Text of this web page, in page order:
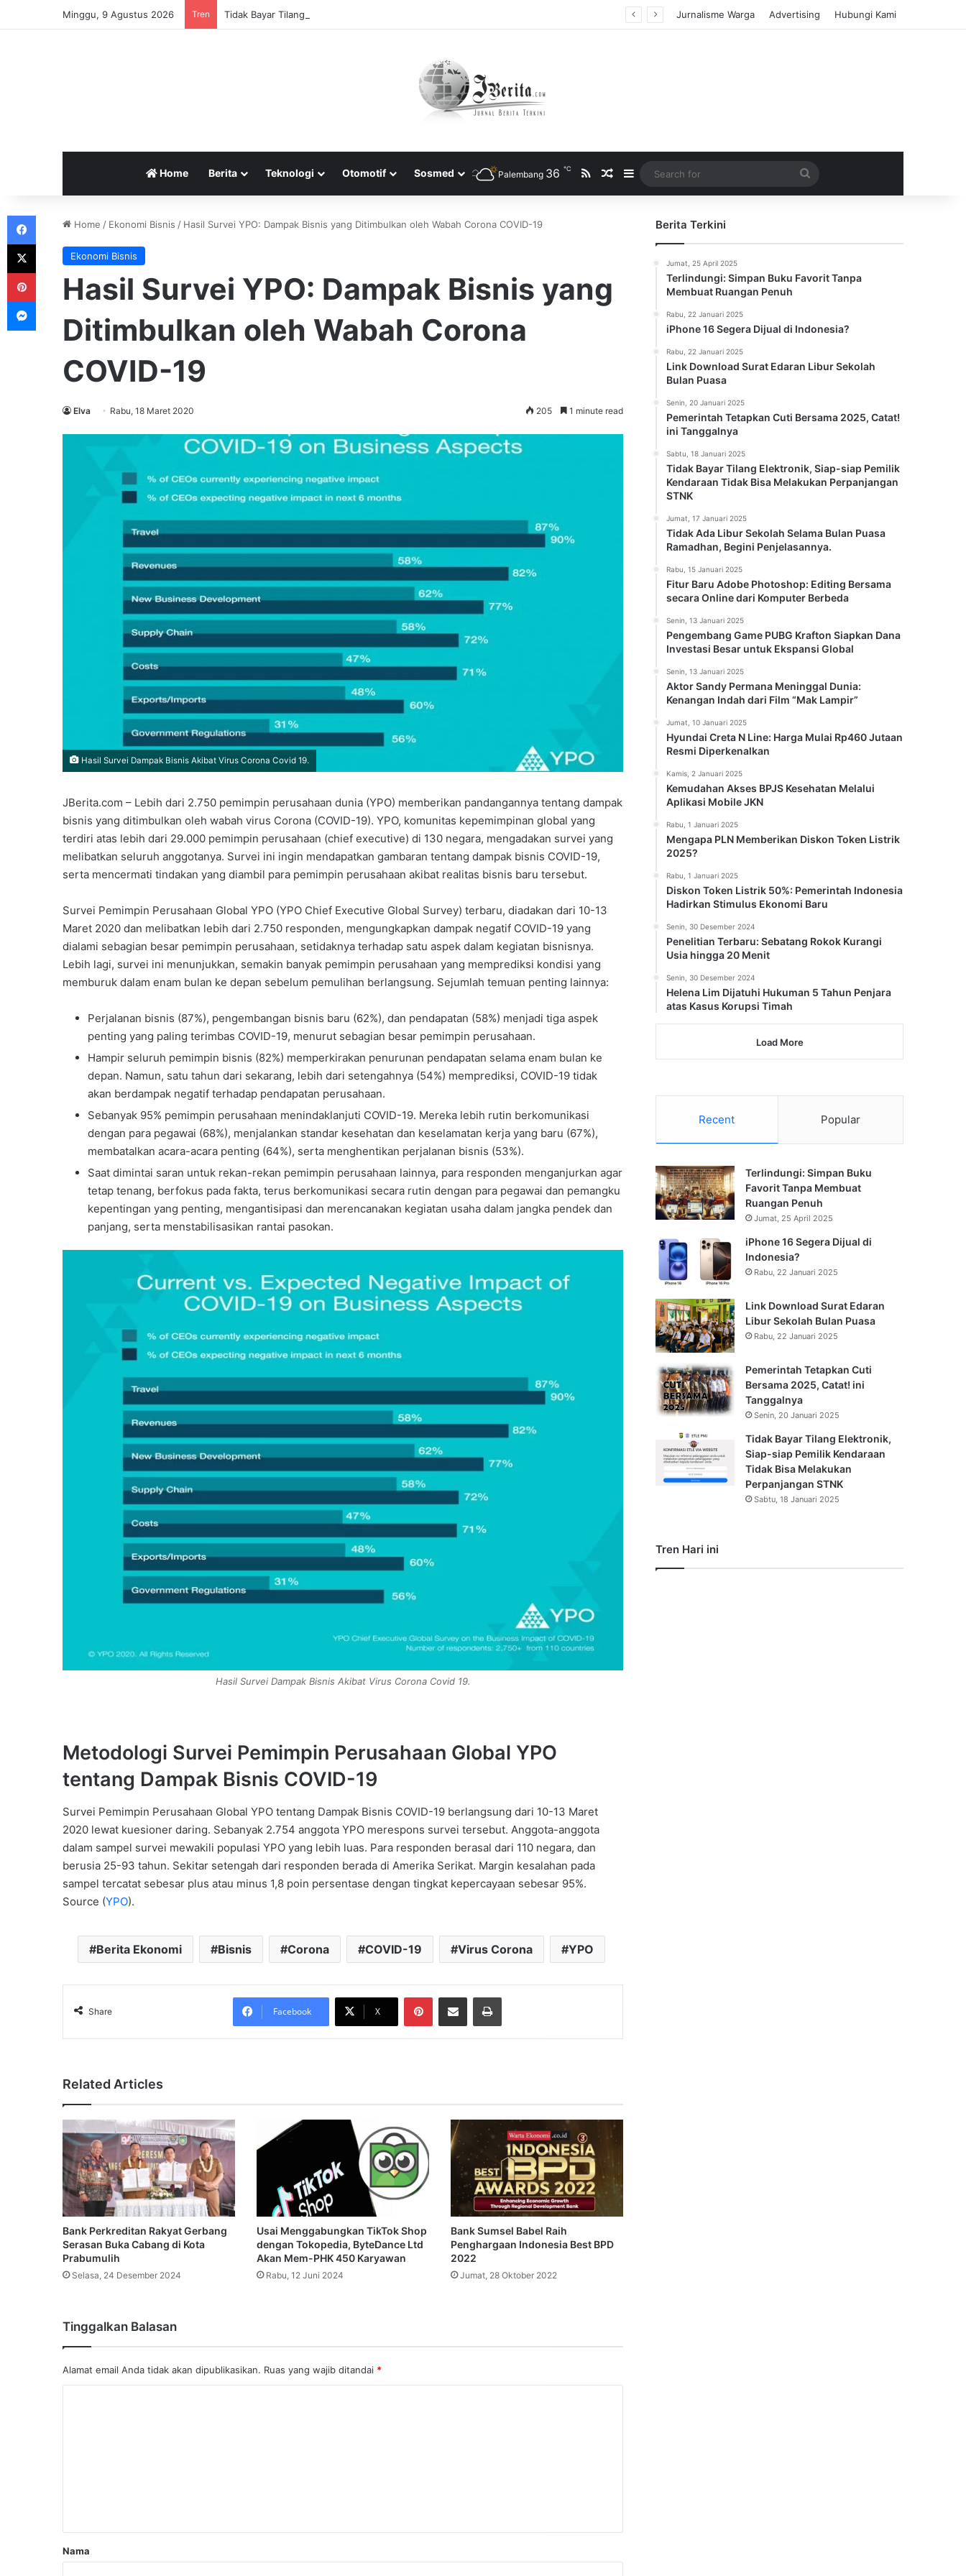
Minggu, 9 Agustus 2026 Tren Jurnalisme Warga Advertising Hubungi Kami
Home Berita Teknologi Otomotif Sosmed Palembang 36 ℃ RSSRandom Article
Sidebar
for
Home / Ekonomi Bisnis / Hasil Survei YPO: Dampak Bisnis yang Ditimbulkan oleh Wabah Corona COVID-19
Ekonomi Bisnis
Hasil Survei YPO: Dampak Bisnis yang
Ditimbulkan oleh Wabah Corona
COVID-19
Elva Rabu, 18 Maret 2020 205 1 minute read
Hasil Survei Dampak Bisnis Akibat Virus Corona Covid 19.
JBerita.com – Lebih dari 2.750 pemimpin perusahaan dunia (YPO) memberikan pandangannya tentang dampak
bisnis yang ditimbulkan oleh wabah virus Corona (COVID-19). YPO, komunitas kepemimpinan global yang
terdiri atas lebih dari 29.000 pemimpin perusahaan (chief executive) di 130 negara, mengadakan survei yang
melibatkan seluruh anggotanya. Survei ini ingin mendapatkan gambaran tentang dampak bisnis COVID-19,
serta mencermati tindakan yang diambil para pemimpin perusahaan akibat realitas bisnis baru tersebut.
Survei Pemimpin Perusahaan Global YPO (YPO Chief Executive Global Survey) terbaru, diadakan dari 10-13
Maret 2020 dan melibatkan lebih dari 2.750 responden, mengungkapkan dampak negatif COVID-19 yang
dialami sebagian besar pemimpin perusahaan, setidaknya terhadap satu aspek dalam kegiatan bisnisnya.
Lebih lagi, survei ini menunjukkan, semakin banyak pemimpin perusahaan yang memprediksi kondisi yang
memburuk dalam enam bulan ke depan sebelum pemulihan berlangsung. Sejumlah temuan penting lainnya:
Perjalanan bisnis (87%), pengembangan bisnis baru (62%), dan pendapatan (58%) menjadi tiga aspek
penting yang paling terimbas COVID-19, menurut sebagian besar pemimpin perusahaan.
Hampir seluruh pemimpin bisnis (82%) memperkirakan penurunan pendapatan selama enam bulan ke
depan. Namun, satu tahun dari sekarang, lebih dari setengahnya (54%) memprediksi, COVID-19 tidak
akan berdampak negatif terhadap pendapatan perusahaan.
Sebanyak 95% pemimpin perusahaan menindaklanjuti COVID-19. Mereka lebih rutin berkomunikasi
dengan para pegawai (68%), menjalankan standar kesehatan dan keselamatan kerja yang baru (67%),
membatalkan acara-acara penting (64%), serta menghentikan perjalanan bisnis (53%).
Saat dimintai saran untuk rekan-rekan pemimpin perusahaan lainnya, para responden menganjurkan agar
tetap tenang, berfokus pada fakta, terus berkomunikasi secara rutin dengan para pegawai dan pemangku
kepentingan yang penting, mengantisipasi dan merencanakan kegiatan usaha dalam jangka pendek dan
panjang, serta menstabilisasikan rantai pasokan.
Hasil Survei Dampak Bisnis Akibat Virus Corona Covid 19.
Metodologi Survei Pemimpin Perusahaan Global YPO
tentang Dampak Bisnis COVID-19
Survei Pemimpin Perusahaan Global YPO tentang Dampak Bisnis COVID-19 berlangsung dari 10-13 Maret
2020 lewat kuesioner daring. Sebanyak 2.754 anggota YPO merespons survei tersebut. Anggota-anggota
dalam sampel survei mewakili populasi YPO yang lebih luas. Para responden berasal dari 110 negara, dan
berusia 25-93 tahun. Sekitar setengah dari responden berada di Amerika Serikat. Margin kesalahan pada
sampel tercatat sebesar plus atau minus 1,8 poin persentase dengan tingkat kepercayaan sebesar 95%.
Source (YPO).
Berita Ekonomi Bisnis Corona COVID-19 Virus Corona YPO
Share Facebook X
PinterestShare via Email Print
Related Articles
Bank Perkreditan Rakyat Gerbang
Serasan Buka Cabang di Kota
Prabumulih
Selasa, 24 Desember 2024
Usai Menggabungkan TikTok Shop
dengan Tokopedia, ByteDance Ltd
Akan Mem-PHK 450 Karyawan
Rabu, 12 Juni 2024
Bank Sumsel Babel Raih
Penghargaan Indonesia Best BPD
2022
Jumat, 28 Oktober 2022
Tinggalkan Balasan
Alamat email Anda tidak akan dipublikasikan. Ruas yang wajib ditandai *
rNama
Berita Terkini
Jumat, 25 April 2025
Terlindungi: Simpan Buku Favorit Tanpa
Membuat Ruangan Penuh
Rabu, 22 Januari 2025
iPhone 16 Segera Dijual di Indonesia?
Rabu, 22 Januari 2025
Link Download Surat Edaran Libur Sekolah
Bulan Puasa
Senin, 20 Januari 2025
Pemerintah Tetapkan Cuti Bersama 2025, Catat!
ini Tanggalnya
Sabtu, 18 Januari 2025
Tidak Bayar Tilang Elektronik, Siap-siap Pemilik
Kendaraan Tidak Bisa Melakukan Perpanjangan
STNK
Jumat, 17 Januari 2025
Tidak Ada Libur Sekolah Selama Bulan Puasa
Ramadhan, Begini Penjelasannya.
Rabu, 15 Januari 2025
Fitur Baru Adobe Photoshop: Editing Bersama
secara Online dari Komputer Berbeda
Senin, 13 Januari 2025
Pengembang Game PUBG Krafton Siapkan Dana
Investasi Besar untuk Ekspansi Global
Senin, 13 Januari 2025
Aktor Sandy Permana Meninggal Dunia:
Kenangan Indah dari Film “Mak Lampir”
Jumat, 10 Januari 2025
Hyundai Creta N Line: Harga Mulai Rp460 Jutaan
Resmi Diperkenalkan
Kamis, 2 Januari 2025
Kemudahan Akses BPJS Kesehatan Melalui
Aplikasi Mobile JKN
Rabu, 1 Januari 2025
Mengapa PLN Memberikan Diskon Token Listrik
2025?
Rabu, 1 Januari 2025
Diskon Token Listrik 50%: Pemerintah Indonesia
Hadirkan Stimulus Ekonomi Baru
Senin, 30 Desember 2024
Penelitian Terbaru: Sebatang Rokok Kurangi
Usia hingga 20 Menit
Senin, 30 Desember 2024
Helena Lim Dijatuhi Hukuman 5 Tahun Penjara
atas Kasus Korupsi Timah
Load More
Recent Popular
Terlindungi: Simpan Buku
Favorit Tanpa Membuat
Ruangan Penuh
Jumat, 25 April 2025
iPhone 16 Segera Dijual di
Indonesia?
Rabu, 22 Januari 2025
Link Download Surat Edaran
Libur Sekolah Bulan Puasa
Rabu, 22 Januari 2025
Pemerintah Tetapkan Cuti
Bersama 2025, Catat! ini
Tanggalnya
Senin, 20 Januari 2025
Tidak Bayar Tilang Elektronik,
Siap-siap Pemilik Kendaraan
Tidak Bisa Melakukan
Perpanjangan STNK
Sabtu, 18 Januari 2025
Tren Hari ini
Facebook
X
Pinterest
Messenger